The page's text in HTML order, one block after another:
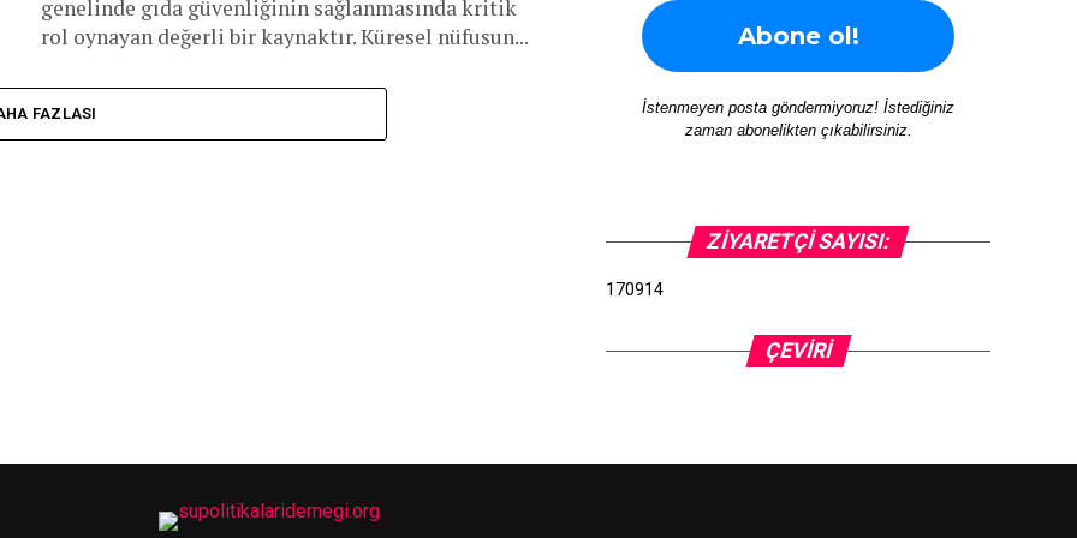
genelinde gıda güvenliğinin sağlanmasında kritik
rol oynayan değerli bir kaynaktır. Küresel nüfusun...
FAZLASI
İstenmeyen posta göndermiyoruz! İstediğiniz
zaman abonelikten çıkabilirsiniz.
ZIYARETÇI SAYISI:
170914
ÇEVIRI